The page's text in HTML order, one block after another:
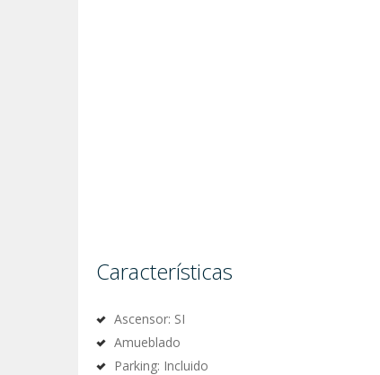
Características
Ascensor: SI
Amueblado
Parking: Incluido